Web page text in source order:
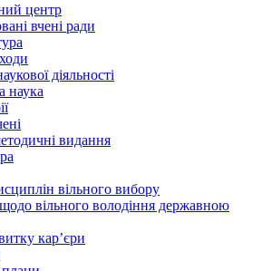
центр
вчені ради
діяльності
наука
видання
вільного вибору
щодо вільного володіння державною
кар’єри